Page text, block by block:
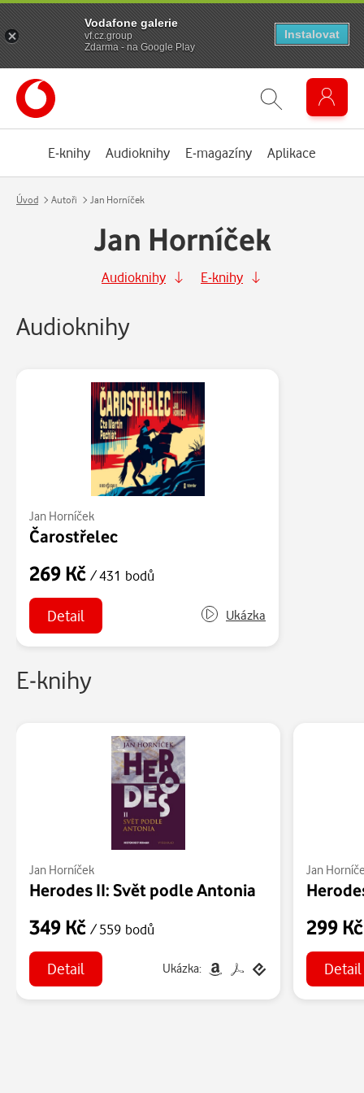
E-knihy Audioknihy E-magazíny Aplikace
Úvod Autoři Jan Horníček
Jan Horníček
Audioknihy E-knihy
Audioknihy
Jan Horníček
Čarostřelec
269 Kč / 431 bodů
Detail Ukázka
E-knihy
Jan Horníček
Herodes II: Svět podle Antonia
349 Kč / 559 bodů
Detail Ukázka:
Jan
299
Detail
Vodafone galerie
vf.cz.group
Zdarma - na Google Play
Instalovat